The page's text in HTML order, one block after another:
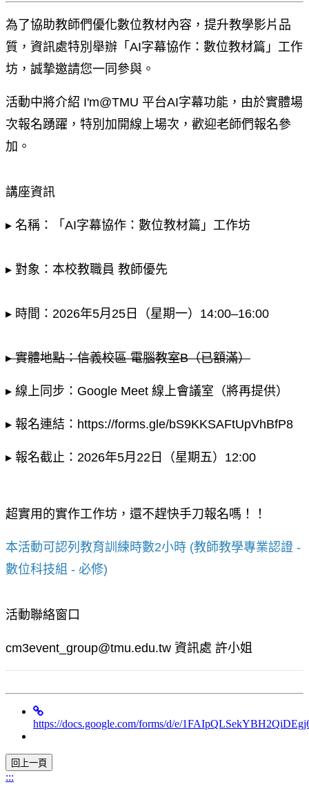
為了協助教師們優化數位教材內容，提升教學影片品
質，資訊處特別舉辦「AI字幕協作：數位教材篇」工作
坊，誠摯邀請您一同參與。
活動中將介紹 I'm@TMU 平台AI字幕功能，由於實體場
次報名踴躍，特別加開線上場次，歡迎老師們報名參
加。
講座資訊
▸ 名稱：「AI字幕協作：數位教材篇」工作坊
▸ 對象：本校教職員 教師優先
▸ 時間：2026年5月25日（星期一）14:00–16:00
▸ 實體地點：信義校區 電腦教室B（已額滿）
▸ 線上同步：Google Meet 線上會議室（將再提供）
▸ 報名連結：https://forms.gle/bS9KKSAFtUpVhBfP8
▸ 報名截止：2026年5月22日（星期五）12:00
超實用的實作工作坊，還不趕快手刀報名嗎！！
本活動可認列教育訓練時數2小時 (教師教學專業認證 -
數位科技組 - 必修)
活動聯絡窗口
cm3event_group@tmu.edu.tw 資訊處 許小姐
https://docs.google.com/forms/d/e/
:::